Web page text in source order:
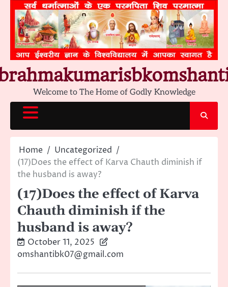
content
Welcome to The Home of Godly Knowledge
Home
Uncategorized
(17)Does the effect of Karva Chauth diminish if
the husband is away?
(17)Does the effect of Karva
Chauth diminish if the
husband is away?
October 11, 2025
omshantibk07@gmail.com